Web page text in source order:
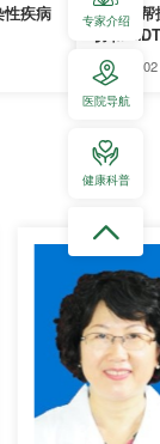
性疾病
【协和
协和
期）”
2024.09.02
专家介绍
医院导航
健康科普